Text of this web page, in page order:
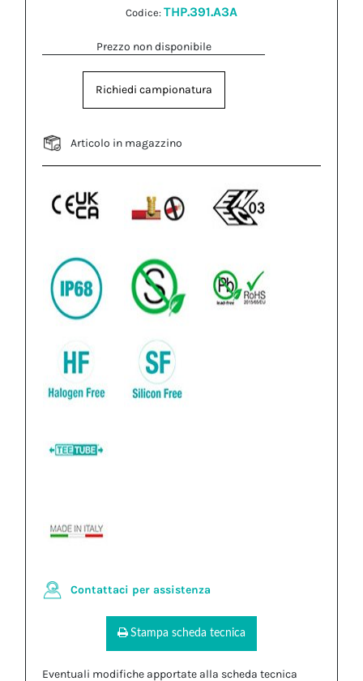
Codice: THP.391.A3A
Prezzo non disponibile
Richiedi campionatura
Articolo in magazzino
Contattaci per assistenza
Stampa scheda tecnica
Eventuali modifiche apportate alla scheda tecnica